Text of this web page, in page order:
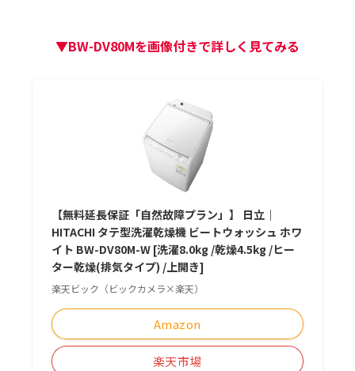
▼BW-DV80Mを画像付きで詳しく見てみる
【無料延長保証「自然故障プラン」】 日立｜
HITACHI タテ型洗濯乾燥機 ビートウォッシュ ホワ
イト BW-DV80M-W [洗濯8.0kg /乾燥4.5kg /ヒー
ター乾燥(排気タイプ) /上開き]
楽天ビック（ビックカメラ×楽天）
Amazon
楽天市場